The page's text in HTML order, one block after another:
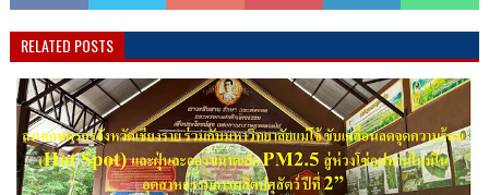
RELATED POSTS